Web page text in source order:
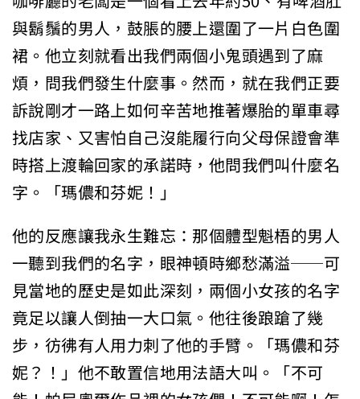
與鬍鬚的男人，鼓脹的腰上還圍了一片白色圍
裙。他立刻就看出我們兩個小鬼頭遇到了麻
煩，問我們發生什麼事。然而，就在我們正要
訴說剛才一路上如何辛苦地推著爆胎的單車尋
找店家、又害怕自己沒能履行向父母保證會準
時搭上渡輪回家的承諾時，他問我們叫什麼名
字。「瑪儂和芬妮！」
他的反應讓我永生難忘：那個體型魁梧的男人
一聽到我們的名字，眼神頓時鄉愁滿溢──可
見當地的歷史是如此深刻，兩個小女孩的名字
竟足以讓人倒抽一大口氣。他往後踉蹌了幾
步，彷彿有人用力刺了他的手臂。「瑪儂和芬
妮？！」他不敢置信地用法語大叫。「不可